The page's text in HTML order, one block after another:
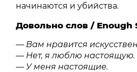
начинаются и убийства.
Довольно слов / Enough
— Вам нравится
— Нет, я люблю настоящую.
— У меня настоящие.